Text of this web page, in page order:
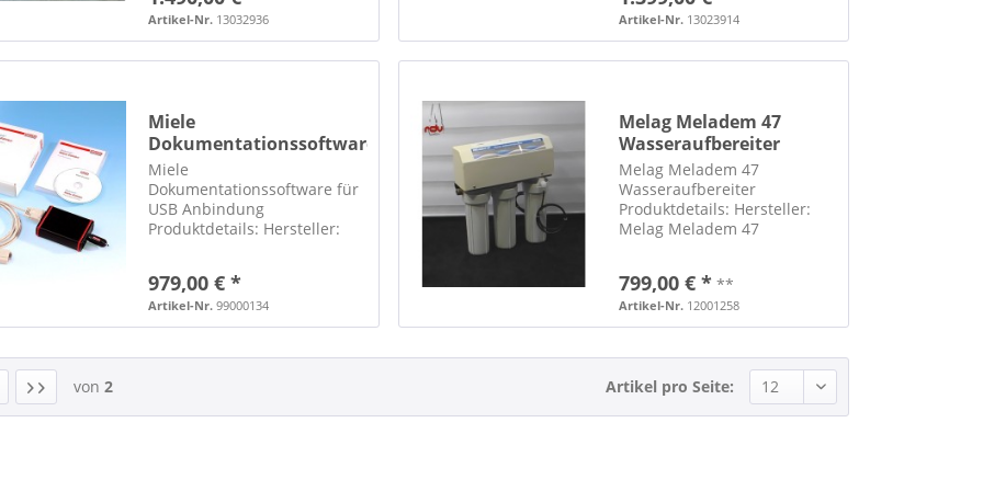
55 kg Traygestell eingebauter
Drucker Druckertyp: EPC-
1100 serielle...
Artikel-Nr. 13032936
Hohlkörper
mikroprozessorgesteuerter
Sterilisationsablauf
Artikel-Nr.13023914
Miele
Dokumentationssoftware
für USB Anbindung
Miele
Dokumentationssoftware für
USB Anbindung
Produktdetails: Hersteller:
USB Anbindung
Prozessdokumentation für
Datenübertragung per USB-
979,00 € *
Artikel-Nr. 99000134
Melag Meladem 47
Wasseraufbereiter
Autoklav Steril
Melag Meladem 47
Wasseraufbereiter
Produktdetails: Hersteller:
Melag Meladem 47
Patronen Abmessungen:
(BxHxT) 40x46x18 cm inkl.
Bedienungsanweisung
799,00 € * **
Artikel-Nr.12001258
von 2 Artikel pro Seite: